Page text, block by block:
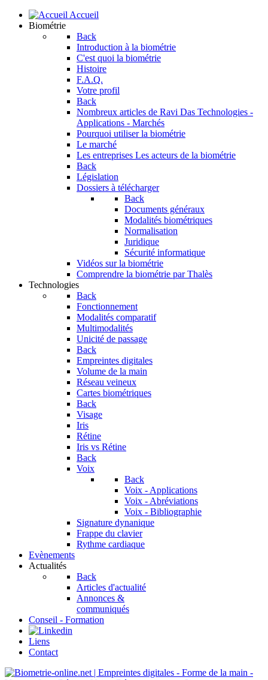
Accueil
Biométrie
Back
Introduction à la biométrie
C'est quoi la biométrie
Histoire
F.A.Q.
Votre profil
Back
Nombreux articles de Ravi Das Technologies -
Applications - Marchés
Pourquoi utiliser la biométrie
Le marché
Les entreprises Les acteurs de la biométrie
Back
Législation
Dossiers à télécharger
Back
Documents généraux
Modalités biométriques
Normalisation
Juridique
Sécurité informatique
Vidéos sur la biométrie
Comprendre la biométrie par Thalès
Technologies
Back
Fonctionnement
Modalités comparatif
Multimodalités
Unicité de passage
Back
Empreintes digitales
Volume de la main
Réseau veineux
Cartes biométriques
Back
Visage
Iris
Rétine
Iris vs Rétine
Back
Voix
Back
Voix - Applications
Voix - Abréviations
Voix - Bibliographie
Signature dynanique
Frappe du clavier
Rythme cardiaque
Evènements
Actualités
Back
Articles d'actualité
Annonces &
communiqués
Conseil - Formation
Liens
Contact